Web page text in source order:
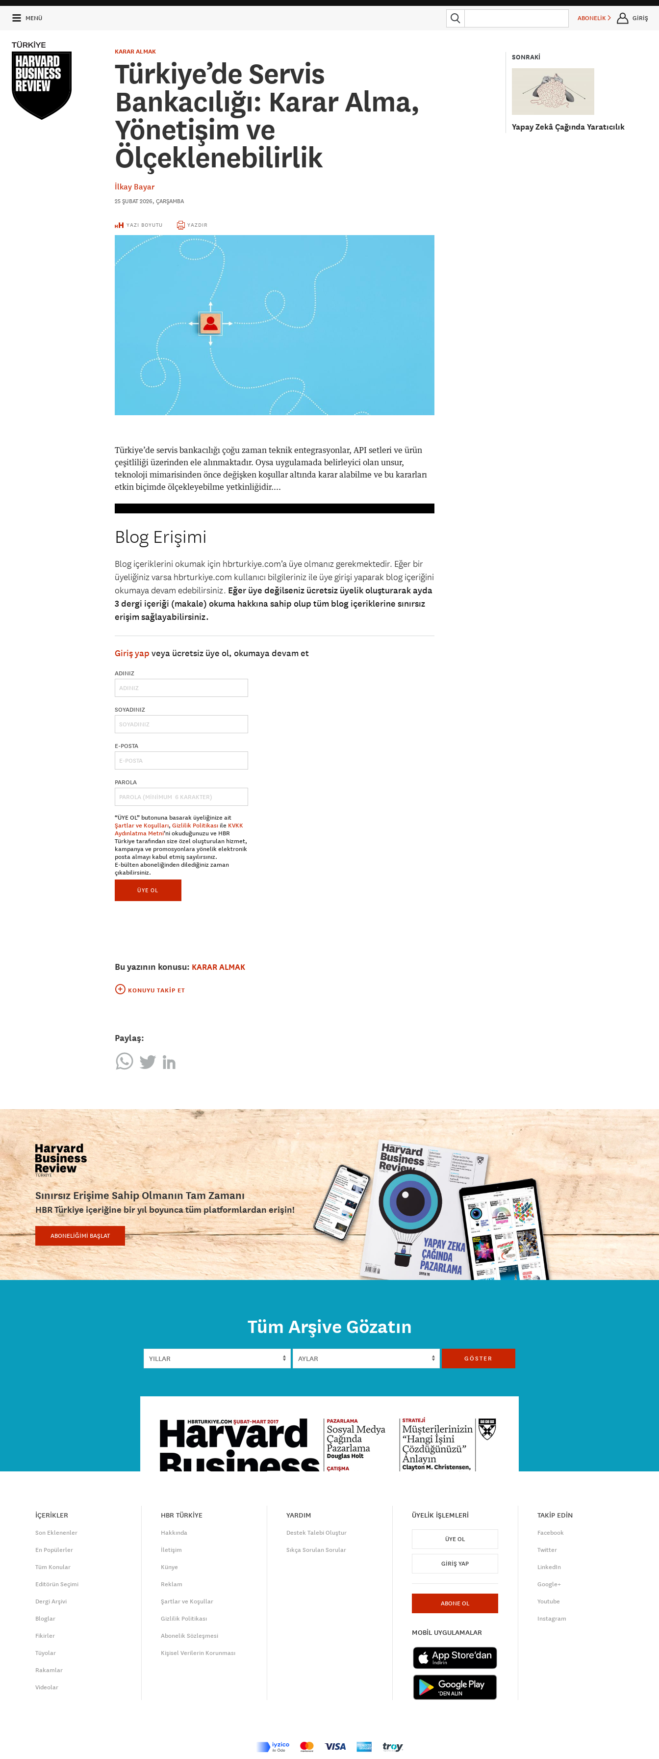
MENÜ ABONELİK GİRİŞ
SONRAKİ
Yapay Zekâ Çağında Yaratıcılık
KARAR ALMAK
Türkiye’de Servis
Bankacılığı: Karar Alma,
Yönetişim ve
Ölçeklenebilirlik
İlkay Bayar
25 ŞUBAT 2026, ÇARŞAMBA
YAZI BOYUTU YAZDIR
Türkiye’de servis bankacılığı çoğu zaman teknik entegrasyonlar, API setleri ve ürün
çeşitliliği üzerinden ele alınmaktadır. Oysa uygulamada belirleyici olan unsur,
teknoloji mimarisinden önce değişken koşullar altında karar alabilme ve bu kararları
etkin biçimde ölçekleyebilme yetkinliğidir....
Blog Erişimi
Blog içeriklerini okumak için hbrturkiye.com’a üye olmanız gerekmektedir. Eğer bir
üyeliğiniz varsa hbrturkiye.com kullanıcı bilgileriniz ile üye girişi yaparak blog içeriğini
okumaya devam edebilirsiniz. Eğer üye değilseniz ücretsiz üyelik oluşturarak ayda
3 dergi içeriği (makale) okuma hakkına sahip olup tüm blog içeriklerine sınırsız
erişim sağlayabilirsiniz.
Giriş yap veya ücretsiz üye ol, okumaya devam et
ADINIZ
SOYADINIZ
E-POSTA
PAROLA
“ÜYE OL” butonuna basarak üyeliğinize ait
Şartlar ve Koşulları, Gizlilik Politikası ile KVKK
Aydınlatma Metni’ni okuduğunuzu ve HBR
Türkiye tarafından size özel oluşturulan hizmet,
kampanya ve promosyonlara yönelik elektronik
posta almayı kabul etmiş sayılırsınız.
E-bülten aboneliğinden dilediğiniz zaman
çıkabilirsiniz.
ÜYE OL
Bu yazının konusu: KARAR ALMAK
KONUYU TAKIP ET
Paylaş:
Sınırsız Erişime Sahip Olmanın Tam Zamanı
HBR Türkiye içeriğine bir yıl boyunca tüm platformlardan erişin!
ABONELİĞİMİ BAŞLAT
Tüm Arşive Gözatın
GÖSTER
İÇERİKLER
Son Eklenenler
En Popülerler
Tüm Konular
Editörün Seçimi
Dergi Arşivi
Bloglar
Fikirler
Tüyolar
Rakamlar
Videolar
HBR TÜRKİYE
Hakkında
İletişim
Künye
Reklam
Şartlar ve Koşullar
Gizlilik Politikası
Abonelik Sözleşmesi
Kişisel Verilerin Korunması
YARDIM
Destek Talebi Oluştur
Sıkça Sorulan Sorular
ÜYELİK İŞLEMLERİ
ÜYE OL
GIRIŞ YAP
ABONE OL
MOBİL UYGULAMALAR
TAKİP EDİN
Facebook
Twitter
LinkedIn
Google+
Youtube
Instagram